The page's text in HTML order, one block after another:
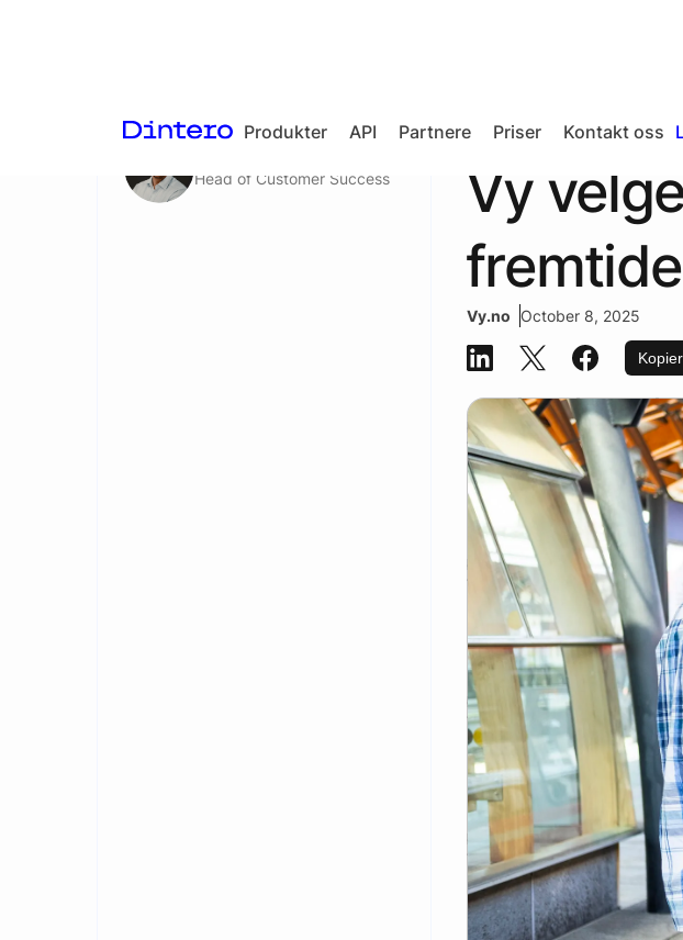
Produkter API Partnere Priser
Checkout
Kontakt oss
Aktuelt / Presse
Head of Customer Success
Vy
Vy.no October 8, 2025
Kopier